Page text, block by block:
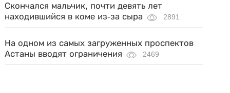
Скончался мальчик, почти девять лет
находившийся в коме из-за сыра
2891
На одном из самых загруженных проспектов
Астаны вводят ограничения
2469